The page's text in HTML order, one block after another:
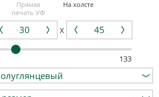
Прямая
печать УФ
На холсте
X
133